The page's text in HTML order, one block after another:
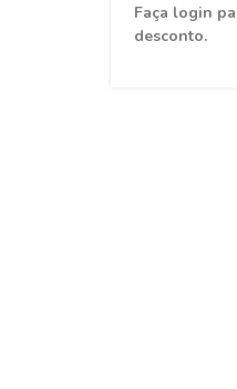
Faça login
desconto.